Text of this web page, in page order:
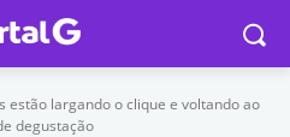
estão largando o clique e voltando ao
degustação